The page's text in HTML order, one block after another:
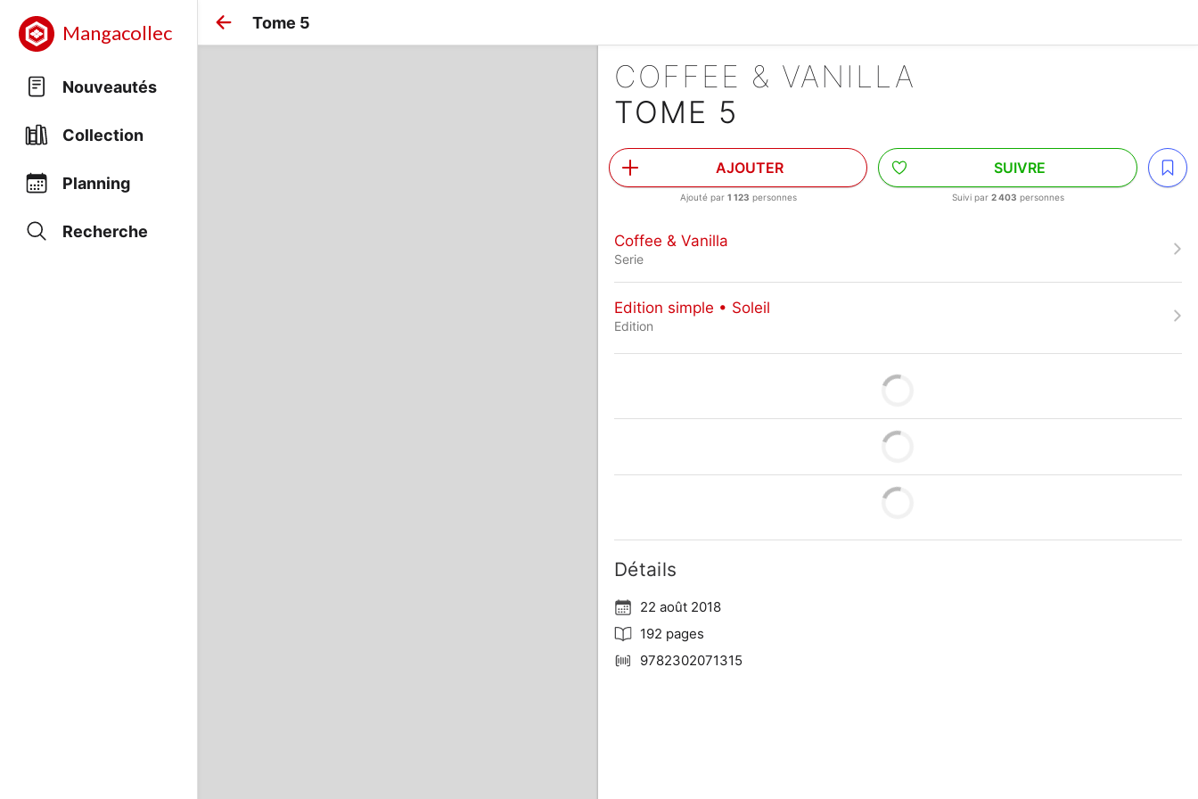
Mangacollec
Nouveautés
Collection
Planning
Recherche
Tome 5
COFFEE & VANILLA
TOME 5
AJOUTER
Ajouté par 1 123 personnes
SUIVRE
Suivi par 2 403 personnes
Coffee & Vanilla
Serie
Edition simple • Soleil
Edition
Détails
22 août 2018
192 pages
9782302071315